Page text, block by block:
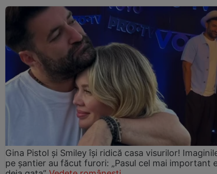
Gina Pistol și Smiley își ridică casa visurilor!
pe șantier au făcut furori: „Pasul cel mai important